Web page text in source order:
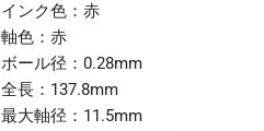
インク色：赤
軸色：赤
ボール径：0.28mm
全長：137.8mm
最大軸径：11.5mm